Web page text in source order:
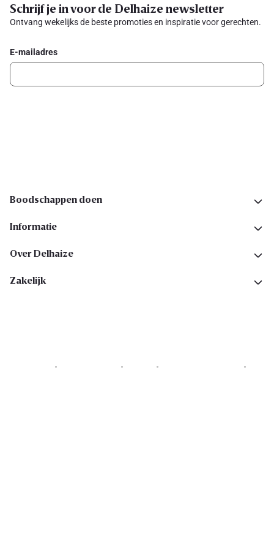
Schrijf je in voor de Delhaize newsletter
Ontvang wekelijks de beste promoties en inspiratie voor gerechten.
E-mailadres
Boodschappen doen
Informatie
Over Delhaize
Zakelijk